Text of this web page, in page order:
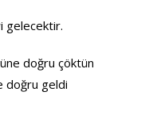
gelecektir.
doğru çöktün
doğru geldi